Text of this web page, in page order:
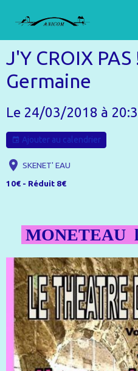
J'Y CROIX
Germaine
Le 24/03/2018 à
Ajouter au calendrier
SKENET' EAU
10€ - Réduit 8€
MONETEAU